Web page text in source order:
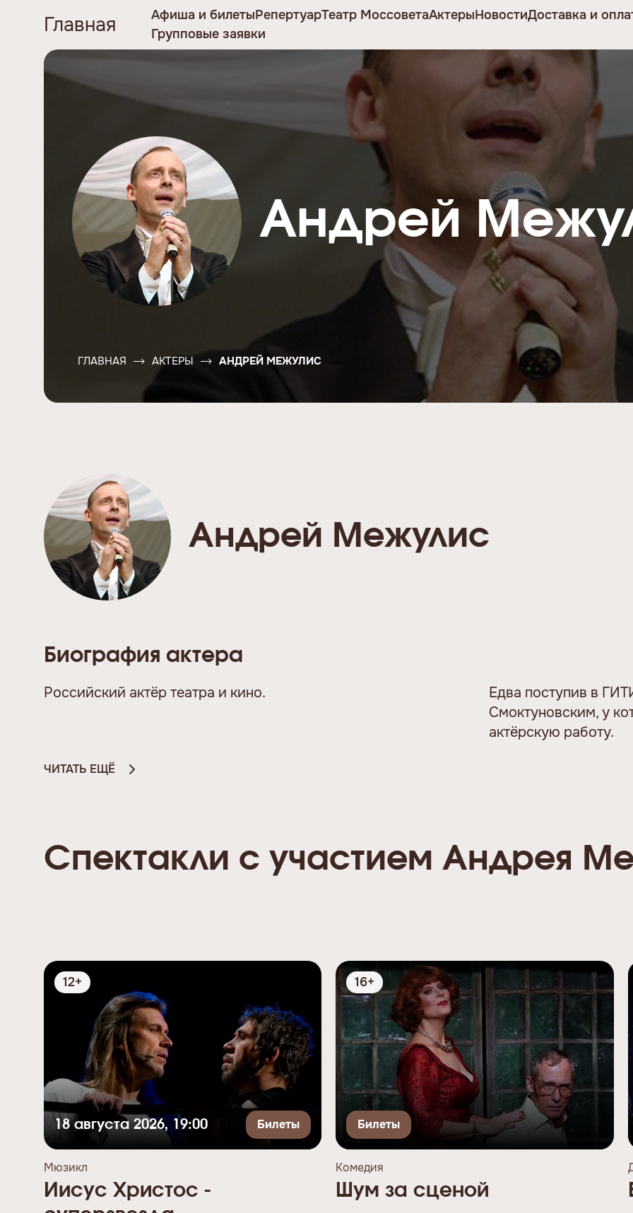
Главная Афиша и билетыРепертуарТеатр МоссоветаАктерыНовостиДоставка и
Групповые заявки
Андрей
ГЛАВНАЯ АКТЕРЫ АНДРЕЙ МЕЖУЛИС
Андрей Межулис
Биография актера
Российский актёр театра и кино.
Едва поступив в
Смоктуновским, у
актёрскую работу.
ЧИТАТЬ ЕЩЁ
Спектакли с участием Андрея
12+
18 августа 2026, 19:00 Билеты
Мюзикл
Иисус Христос -
16+
Билеты
Комедия
Шум за сценой